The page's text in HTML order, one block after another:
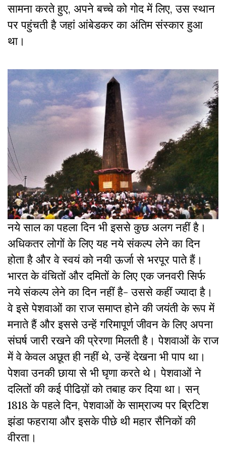
सामना करते हुए, अपने बच्चे को गोद में लिए, उस स्थान
पर पहुंचती है जहां आंबेडकर का अंतिम संस्कार हुआ
था।
नये साल का पहला दिन भी इससे कुछ अलग नहीं है।
अधिकतर लोगों के लिए यह नये संकल्प लेने का दिन
होता है और वे स्वयं को नयी ऊर्जा से भरपूर पाते हैं।
भारत के वंचितों और दमितों के लिए एक जनवरी सिर्फ
नये संकल्प लेने का दिन नहीं है- उससे कहीं ज्यादा है।
वे इसे पेशवाओं का राज समाप्त होने की जयंती के रूप में
मनाते हैं और इससे उन्हें गरिमापूर्ण जीवन के लिए अपना
संघर्ष जारी रखने की प्रेरणा मिलती है। पेशवाओं के राज
में वे केवल अछूत ही नहीं थे, उन्हें देखना भी पाप था।
पेशवा उनकी छाया से भी घृणा करते थे। पेशवाओं ने
दलितों की कई पीढिय़ों को तबाह कर दिया था। सन्
1818 के पहले दिन, पेशवाओं के साम्राज्य पर ब्रिटिश
झंडा फहराया और इसके पीछे थी महार सैनिकों की
वीरता।